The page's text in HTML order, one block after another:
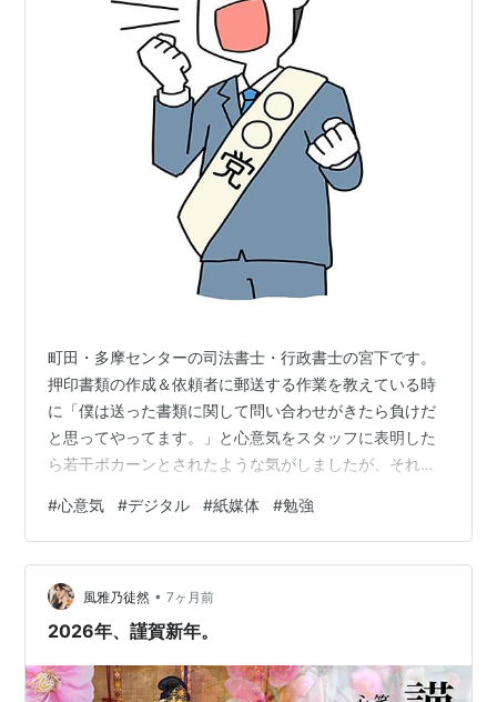
町田・多摩センターの司法書士・行政書士の宮下です。
押印書類の作成＆依頼者に郵送する作業を教えている時
に「僕は送った書類に関して問い合わせがきたら負けだ
と思ってやってます。」と心意気をスタッフに表明した
ら若干ポカーンとされたような気がしましたが、それで
す。 デジタル先進国のスウェーデンやフィンランドな
ど、ヨーロッパではデジタル教育の見直しがされている
ようです。 デジタルよりも紙媒体の方が学習効果が高い
という研究もあります。 しかし、日本はそれと逆行する
形でデジタルな要素が組み込まれた教科書を2030年度を
#心意気 #デジタル #紙媒体 #勉強
風雅乃徒然 • 7ヶ月前
2026年、謹賀新年。